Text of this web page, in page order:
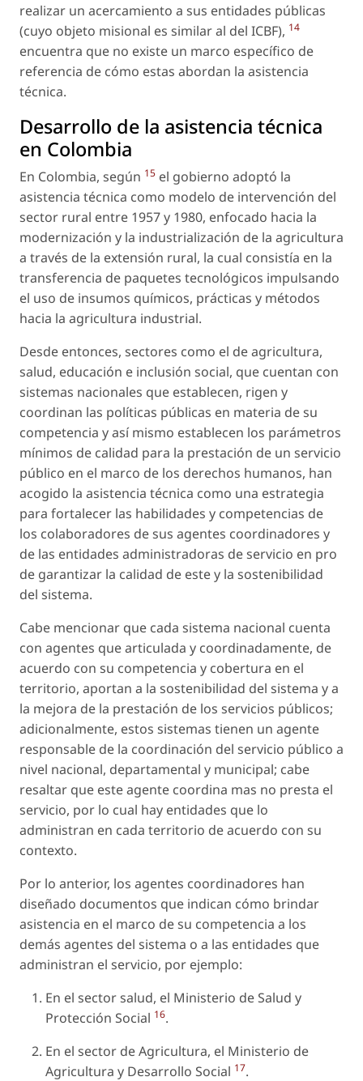
realizar un acercamiento a sus entidades públicas
(cuyo objeto misional es similar al del ICBF), 14
encuentra que no existe un marco específico de
referencia de cómo estas abordan la asistencia
técnica.
Desarrollo de la asistencia técnica
en Colombia
En Colombia, según 15 el gobierno adoptó la
asistencia técnica como modelo de intervención del
sector rural entre 1957 y 1980, enfocado hacia la
modernización y la industrialización de la agricultura
a través de la extensión rural, la cual consistía en la
transferencia de paquetes tecnológicos impulsando
el uso de insumos químicos, prácticas y métodos
hacia la agricultura industrial.
Desde entonces, sectores como el de agricultura,
salud, educación e inclusión social, que cuentan con
sistemas nacionales que establecen, rigen y
coordinan las políticas públicas en materia de su
competencia y así mismo establecen los parámetros
mínimos de calidad para la prestación de un servicio
público en el marco de los derechos humanos, han
acogido la asistencia técnica como una estrategia
para fortalecer las habilidades y competencias de
los colaboradores de sus agentes coordinadores y
de las entidades administradoras de servicio en pro
de garantizar la calidad de este y la sostenibilidad
del sistema.
Cabe mencionar que cada sistema nacional cuenta
con agentes que articulada y coordinadamente, de
acuerdo con su competencia y cobertura en el
territorio, aportan a la sostenibilidad del sistema y a
la mejora de la prestación de los servicios públicos;
adicionalmente, estos sistemas tienen un agente
responsable de la coordinación del servicio público a
nivel nacional, departamental y municipal; cabe
resaltar que este agente coordina mas no presta el
servicio, por lo cual hay entidades que lo
administran en cada territorio de acuerdo con su
contexto.
Por lo anterior, los agentes coordinadores han
diseñado documentos que indican cómo brindar
asistencia en el marco de su competencia a los
demás agentes del sistema o a las entidades que
administran el servicio, por ejemplo:
En el sector salud, el Ministerio de Salud y
Protección Social 16.
En el sector de Agricultura, el Ministerio de
Agricultura y Desarrollo Social 17.